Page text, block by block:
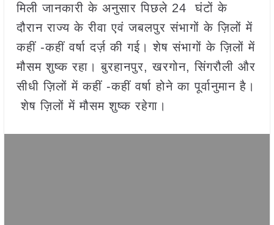
मिली जानकारी के अनुसार पिछले 24 घंटों के
दौरान राज्य के रीवा एवं जबलपुर संभागों के ज़िलों में
कहीं -कहीं वर्षा दर्ज़ की गई। शेष संभागों के ज़िलों में
मौसम शुष्क रहा। बुरहानपुर, खरगोन, सिंगरौली और
सीधी ज़िलों में कहीं -कहीं वर्षा होने का पूर्वानुमान है।
शेष ज़िलों में मौसम शुष्क रहेगा।